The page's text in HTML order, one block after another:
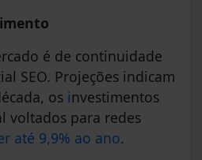
é de continuidade
SEO. Projeções indicam
os investimentos
voltados para redes
até 9,9% ao ano.